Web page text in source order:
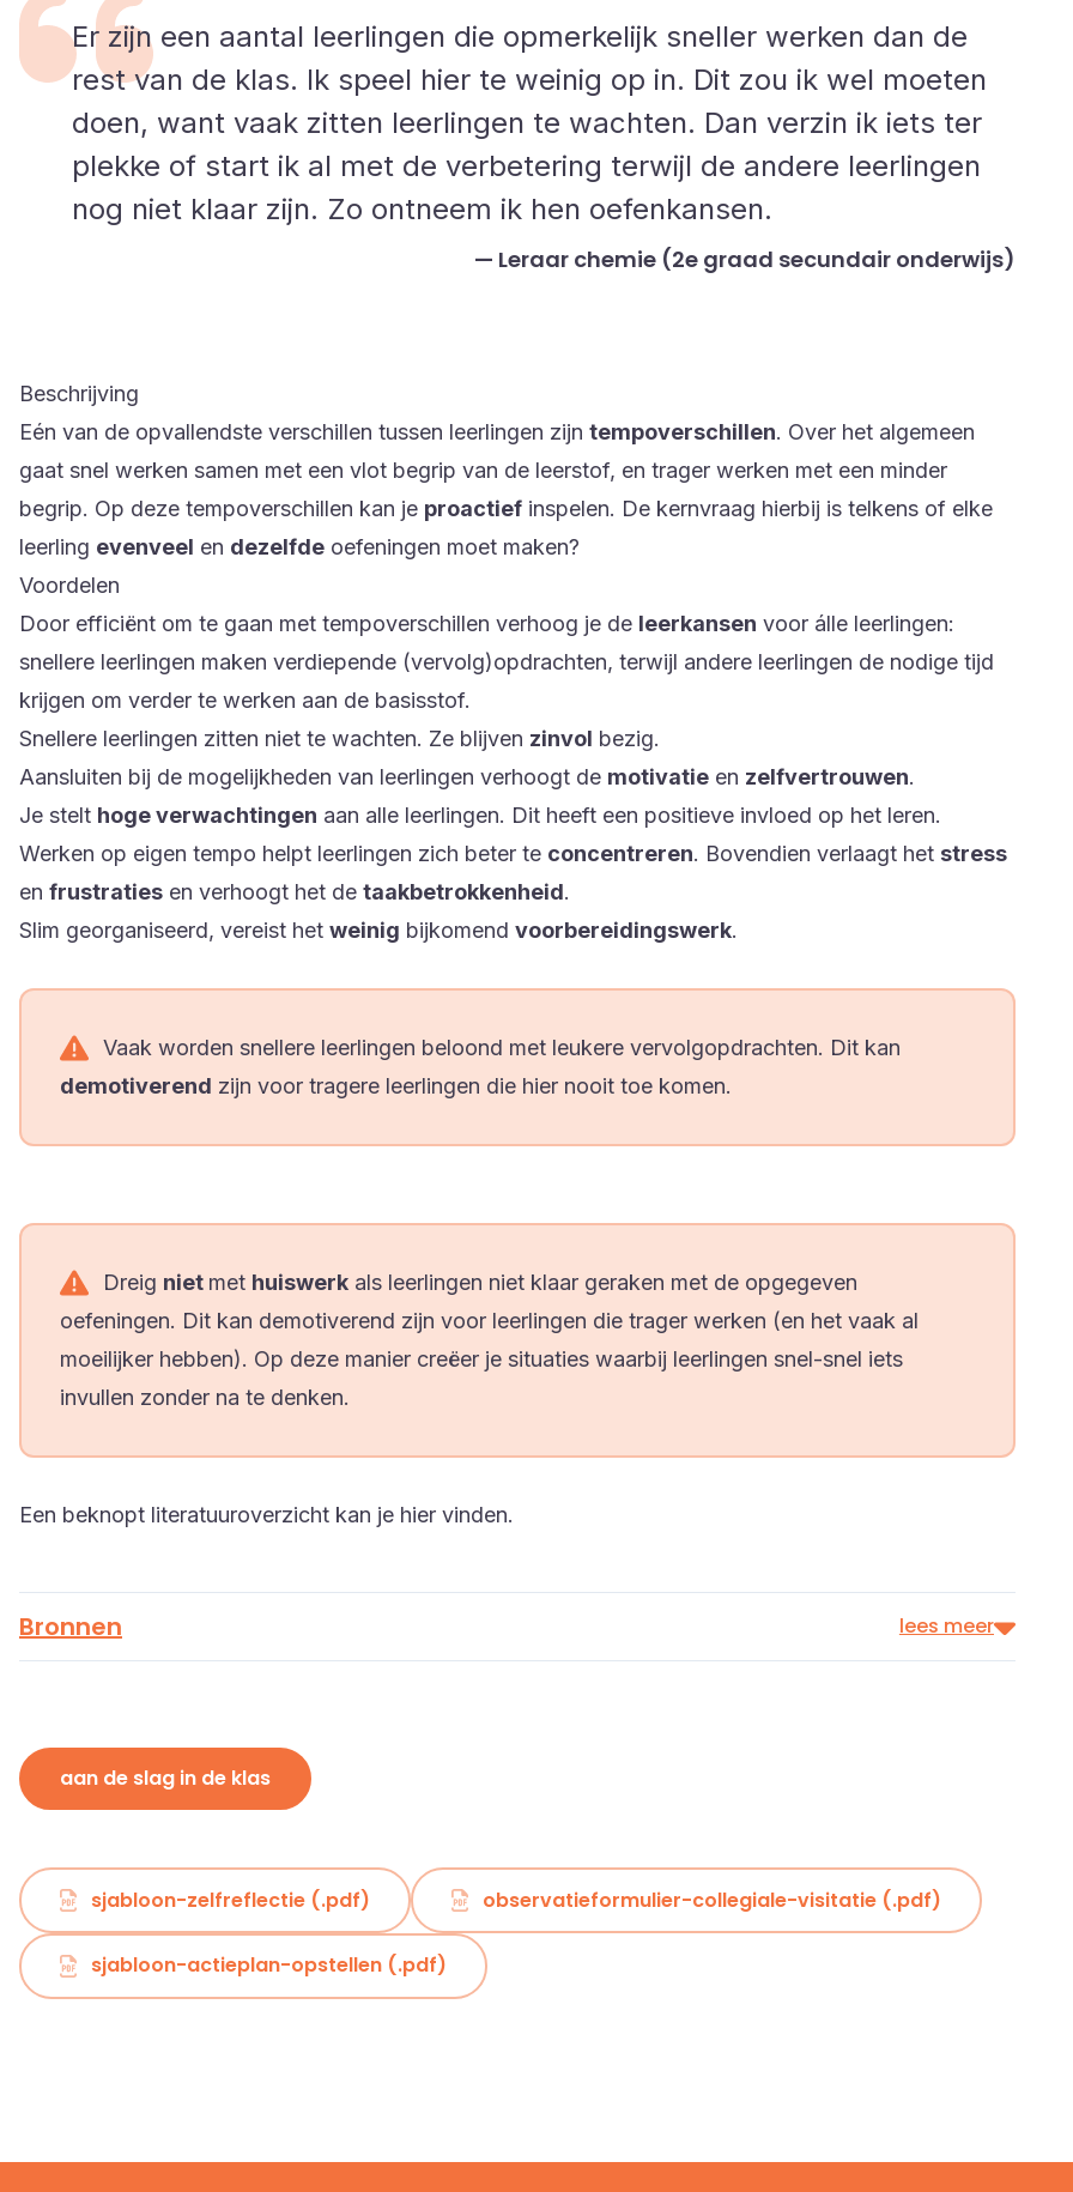
Er zijn een aantal leerlingen die opmerkelijk sneller werken dan de
rest van de klas. Ik speel hier te weinig op in. Dit zou ik wel moeten
doen, want vaak zitten leerlingen te wachten. Dan verzin ik iets ter
plekke of start ik al met de verbetering terwijl de andere leerlingen
nog niet klaar zijn. Zo ontneem ik hen oefenkansen.
Leraar chemie (2e graad secundair onderwijs)
Beschrijving
Eén van de opvallendste verschillen tussen leerlingen zijn tempoverschillen. Over het algemeen
gaat snel werken samen met een vlot begrip van de leerstof, en trager werken met een minder
begrip. Op deze tempoverschillen kan je proactief inspelen. De kernvraag hierbij is telkens of elke
leerling evenveel en dezelfde oefeningen moet maken?
Voordelen
Door efficiënt om te gaan met tempoverschillen verhoog je de leerkansen voor álle leerlingen:
snellere leerlingen maken verdiepende (vervolg)opdrachten, terwijl andere leerlingen de nodige tijd
krijgen om verder te werken aan de basisstof.
Snellere leerlingen zitten niet te wachten. Ze blijven zinvol bezig.
Aansluiten bij de mogelijkheden van leerlingen verhoogt de motivatie en zelfvertrouwen.
Je stelt hoge verwachtingen aan alle leerlingen. Dit heeft een positieve invloed op het leren.
Werken op eigen tempo helpt leerlingen zich beter te concentreren. Bovendien verlaagt het stress
en frustraties en verhoogt het de taakbetrokkenheid.
Slim georganiseerd, vereist het weinig bijkomend voorbereidingswerk.
Vaak worden snellere leerlingen beloond met leukere vervolgopdrachten. Dit kan
demotiverend zijn voor tragere leerlingen die hier nooit toe komen.
Dreig niet met huiswerk als leerlingen niet klaar geraken met de opgegeven
oefeningen. Dit kan demotiverend zijn voor leerlingen die trager werken (en het vaak al
moeilijker hebben). Op deze manier creëer je situaties waarbij leerlingen snel-snel iets
invullen zonder na te denken.
Een beknopt literatuuroverzicht kan je hier vinden.
Bronnen lees meer
aan de slag in de klas
sjabloon-zelfreflectie (.pdf) observatieformulier-collegiale-visitatie (.pdf)
sjabloon-actieplan-opstellen (.pdf)